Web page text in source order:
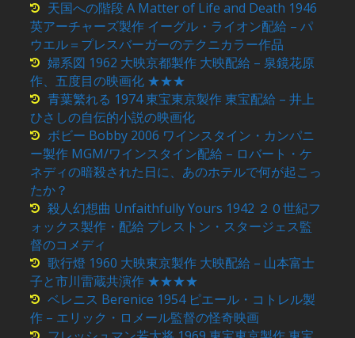
天国への階段 A Matter of Life and Death 1946
英アーチャーズ製作 イーグル・ライオン配給 – パ
ウエル＝プレスバーガーのテクニカラー作品
婦系図 1962 大映京都製作 大映配給 – 泉鏡花原
作、五度目の映画化 ★★★
青葉繁れる 1974 東宝東京製作 東宝配給 – 井上
ひさしの自伝的小説の映画化
ボビー Bobby 2006 ワインスタイン・カンパニ
ー製作 MGM/ワインスタイン配給 – ロバート・ケ
ネディの暗殺された日に、あのホテルで何が起こっ
たか？
殺人幻想曲 Unfaithfully Yours 1942 ２０世紀フ
ォックス製作・配給 プレストン・スタージェス監
督のコメディ
歌行燈 1960 大映東京製作 大映配給 – 山本富士
子と市川雷蔵共演作 ★★★★
ベレニス Berenice 1954 ピエール・コトレル製
作 – エリック・ロメール監督の怪奇映画